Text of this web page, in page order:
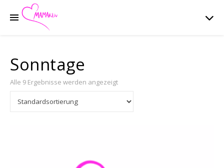
Sonntage
Alle 9 Ergebnisse werden angezeigt